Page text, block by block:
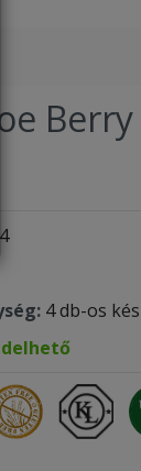
4 db-os